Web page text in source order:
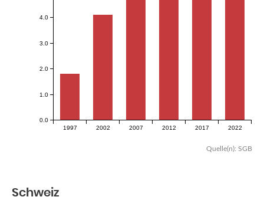
1997 2002 2007 2012 2017 2022
0.0
1.0
2.0
3.0
4.0
Quelle(n): SGB
Schweiz